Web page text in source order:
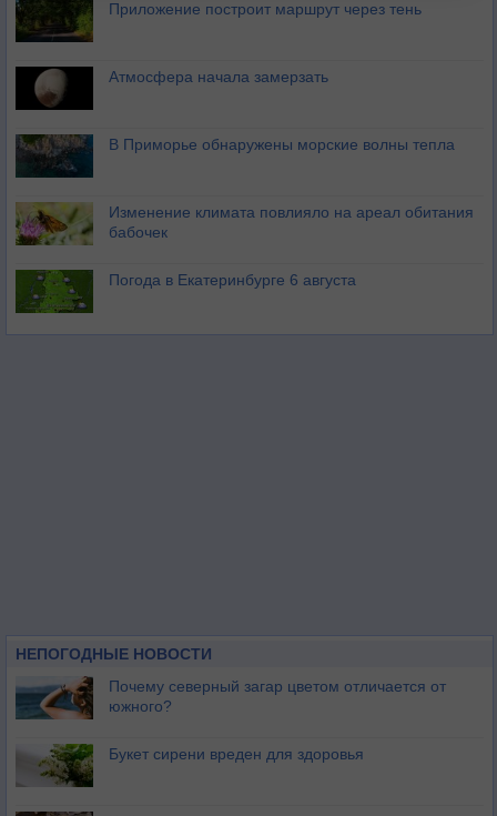
Приложение построит маршрут через тень
Атмосфера начала замерзать
В Приморье обнаружены морские волны тепла
Изменение климата повлияло на ареал обитания
бабочек
Погода в Екатеринбурге 6 августа
НЕПОГОДНЫЕ НОВОСТИ
Почему северный загар цветом отличается от
южного?
Букет сирени вреден для здоровья